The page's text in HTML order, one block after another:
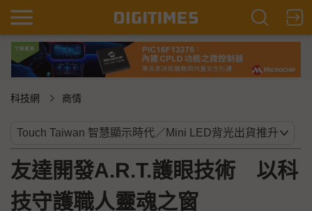
科技網 商情
友達開發A.R.T.護眼技術 以科
技守護職人靈魂之窗